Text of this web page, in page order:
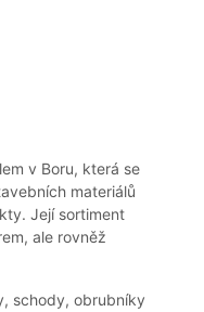
v Boru, která se
materiálů
Její sortiment
ale rovněž
schody, obrubníky